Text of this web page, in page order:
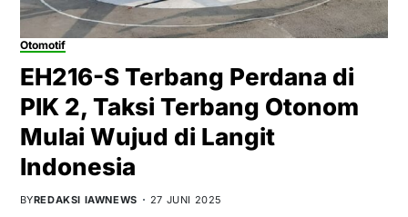
Otomotif
EH216-S Terbang Perdana di
PIK 2, Taksi Terbang Otonom
Mulai Wujud di Langit
Indonesia
BYREDAKSI IAWNEWS 27 JUNI 2025